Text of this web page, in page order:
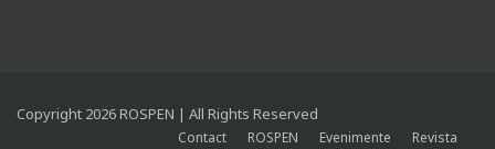
Copyright 2026 ROSPEN | All Rights Reserved
Revista
Evenimente
ROSPEN
Contact